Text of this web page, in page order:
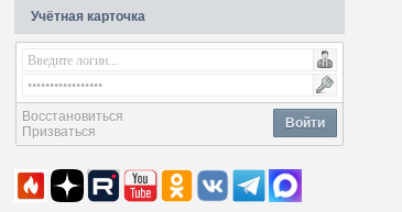
Учётная карточка
Войти
Восстановиться
Призваться